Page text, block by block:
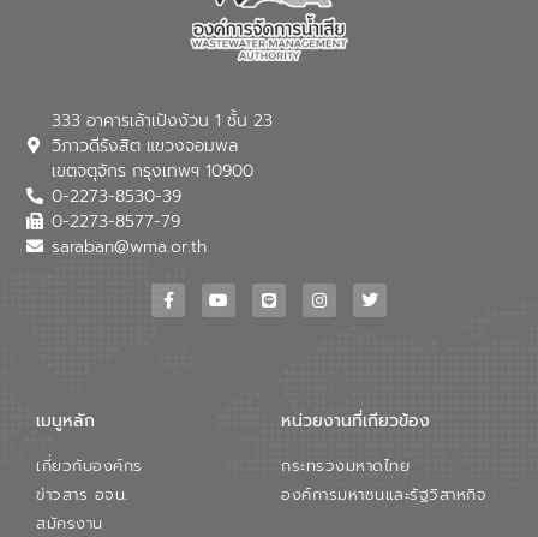
ของอีสท์ วอเตอร์ เพื่อร่วมกันศึกษา
เทคโนโลยีการปรับปรุงคุณภาพน้ำ (Water
Reuse) และพัฒนารูปแบบการดำเนินงาน
ใช้น้ำที่พุ่งสูงขึ้นจากการขยายตัวของ
การองค์การจัดการน้ำเสีย กล่าวถึงภารกิจ
เพื่อสนับสนุนการพัฒนาเมืองอย่างยั่งยืน
ขณะที่ นายบดินทร์ อุดล กรรมการผู้อำนวย
สมดุลทางเศรษฐกิจและสิ่งแวดล้อมได้อย่าง
ภาคเอกชนในครั้งนี้ นับเป็นก้าวสำคัญของ
องค์การจัดการน้ำเสีย (อจน.) ในการร่วมวาง
333 อาคารเล้าเป้งง้วน 1 ชั้น 23
วิภาวดีรังสิต แขวงจอมพล
เขตจตุจักร กรุงเทพฯ 10900
0-2273-8530-39
0-2273-8577-79
saraban@wma.or.th
เมนูหลัก
เกี่ยวกับองค์กร
ข่าวสาร อจน.
สมัครงาน
หน่วยงานที่เกียวข้อง
กระทรวงมหาดไทย
องค์การมหาชนและรัฐวิสาหกิจ